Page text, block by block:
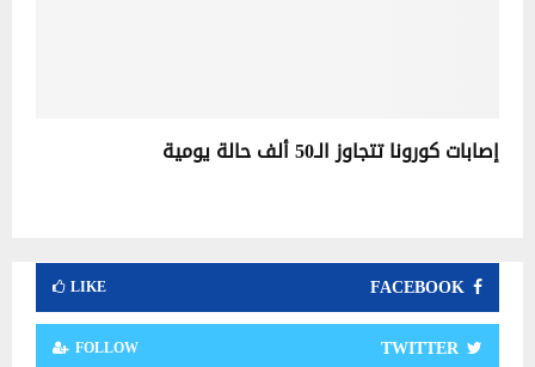
إصابات كورونا تتجاوز الـ50 ألف حالة يومية
FACEBOOK
LIKE
TWITTER
FOLLOW